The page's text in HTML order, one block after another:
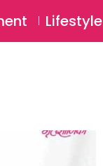
Lifestyle